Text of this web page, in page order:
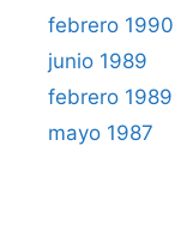
febrero 1990
junio 1989
febrero 1989
mayo 1987